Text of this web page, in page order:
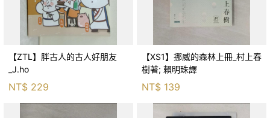
【ZTL】胖古人的古人好朋友
_J.ho
NT$ 229
【XS1】挪威的森林上冊_村上春
樹著; 賴明珠譯
NT$ 139